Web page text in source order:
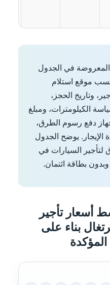
المعروضة في الجدول
موقع استلام
وتاريخ الحجز،
الكيلومترات، ومبلغ
دفع رسوم الطرق،
الإيجار. يوضح الجدول
السيارات في
وبدون بطاقة ائتمان.
أسعار تأجير
بناء على